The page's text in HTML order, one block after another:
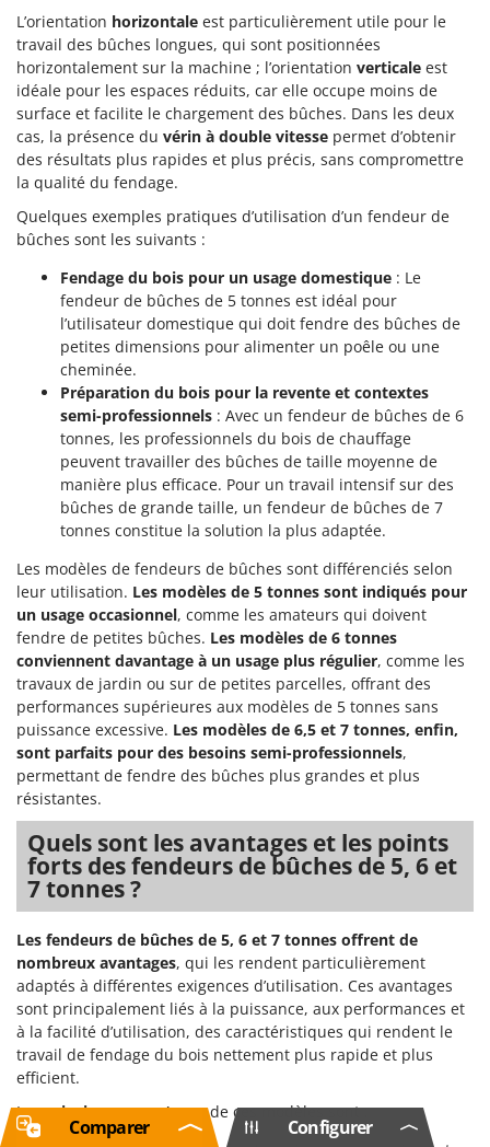
L’orientation horizontale est particulièrement utile pour le
travail des bûches longues, qui sont positionnées
horizontalement sur la machine ; l’orientation verticale est
idéale pour les espaces réduits, car elle occupe moins de
surface et facilite le chargement des bûches. Dans les deux
cas, la présence du vérin à double vitesse permet d’obtenir
des résultats plus rapides et plus précis, sans compromettre
la qualité du fendage.
Quelques exemples pratiques d’utilisation d’un fendeur de
bûches sont les suivants :
Fendage du bois pour un usage domestique : Le
fendeur de bûches de 5 tonnes est idéal pour
l’utilisateur domestique qui doit fendre des bûches de
petites dimensions pour alimenter un poêle ou une
cheminée.
Préparation du bois pour la revente et contextes
semi-professionnels : Avec un fendeur de bûches de 6
tonnes, les professionnels du bois de chauffage
peuvent travailler des bûches de taille moyenne de
manière plus efficace. Pour un travail intensif sur des
bûches de grande taille, un fendeur de bûches de 7
tonnes constitue la solution la plus adaptée.
Les modèles de fendeurs de bûches sont différenciés selon
leur utilisation. Les modèles de 5 tonnes sont indiqués pour
un usage occasionnel, comme les amateurs qui doivent
fendre de petites bûches. Les modèles de 6 tonnes
conviennent davantage à un usage plus régulier, comme les
travaux de jardin ou sur de petites parcelles, offrant des
performances supérieures aux modèles de 5 tonnes sans
puissance excessive. Les modèles de 6,5 et 7 tonnes, enfin,
sont parfaits pour des besoins semi-professionnels,
permettant de fendre des bûches plus grandes et plus
résistantes.
Quels sont les avantages et les points
forts des fendeurs de bûches de 5, 6 et
7 tonnes ?
Les fendeurs de bûches de 5, 6 et 7 tonnes offrent de
nombreux avantages, qui les rendent particulièrement
adaptés à différentes exigences d’utilisation. Ces avantages
sont principalement liés à la puissance, aux performances et
à la facilité d’utilisation, des caractéristiques qui rendent le
travail de fendage du bois nettement plus rapide et plus
efficient.
Lesprincipaux avantagesde ces modèles sont :
Configurer
Comparer